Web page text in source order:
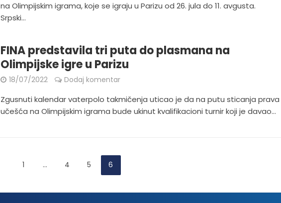
na Olimpijskim igrama, koje se igraju u Parizu od 26. jula do 11. avgusta.
Srpski...
FINA predstavila tri puta do plasmana na
Olimpijske igre u Parizu
18/07/2022 Dodaj komentar
Zgusnuti kalendar vaterpolo takmičenja uticao je da na putu sticanja prava
učešća na Olimpijskim igrama bude ukinut kvalifikacioni turnir koji je davao...
1 … 4 5 6